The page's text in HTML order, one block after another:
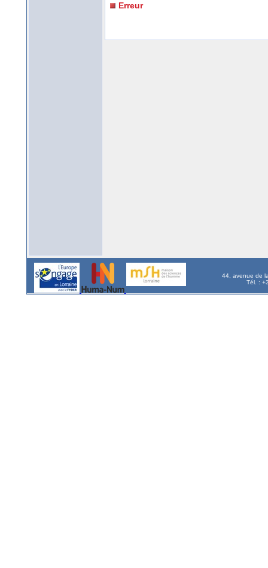
Erreur
44, avenue de
Tél. :